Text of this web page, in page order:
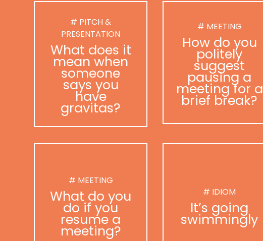
# PITCH &
PRESENTATION
What does it
mean when
someone
says you
have
gravitas?
# MEETING
How do you
politely
suggest
pausing a
meeting for a
brief break?
# MEETING
What do you
do if you
resume a
meeting?
# IDIOM
It’s going
swimmingly